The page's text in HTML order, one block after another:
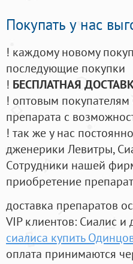
Покупать у нас
! каждому новому
последующие покупки
! БЕСПЛАТНАЯ
! оптовым
препарата с
! так же у нас
дженерики Левитры,
Cотрудники нашей
приобретение
доставка препаратов
VIP клиентов: Сиалис
сиалиса купить
оплата принимаются